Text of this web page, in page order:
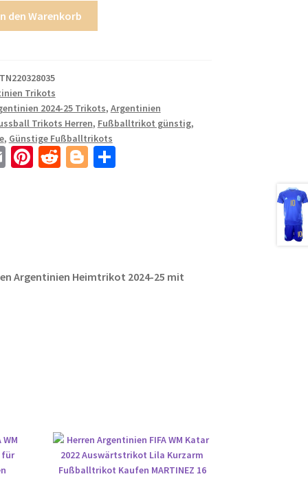
den Warenkorb
Trikots
2024-25 Trikots, Argentinien
Trikots Herren, Fußballtrikot günstig,
, Günstige Fußballtrikots
E Pi R Bl T
Argentinien Heimtrikot 2024-25 mit